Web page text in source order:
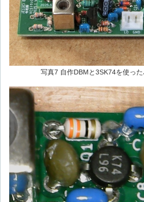
写真7 自作DBMと3SK74を使っ